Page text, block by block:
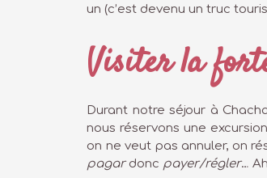
un (c’est devenu un truc
Visiter la
Durant notre séjour à
nous réservons une
on ne veut pas annuler, on
pagardonc payer/régler…